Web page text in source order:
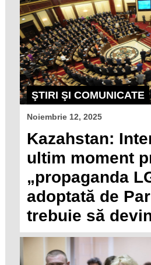
ŞTIRI ŞI COMUNICATE
Noiembrie 12, 2025
Kazahstan:
ultim moment
„propaganda
adoptată de
trebuie să